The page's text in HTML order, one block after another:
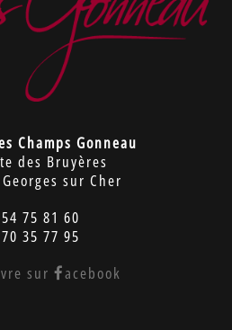
Champs Gonneau
des Bruyères
sur Cher
75 81 60
35 77 95
sur
acebook